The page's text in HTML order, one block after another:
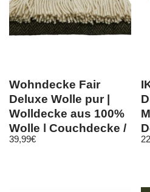
Wohndecke Fair
Deluxe Wolle pur |
Wolldecke aus 100%
Wolle | Couchdecke /
Sofadeck…
39,99€